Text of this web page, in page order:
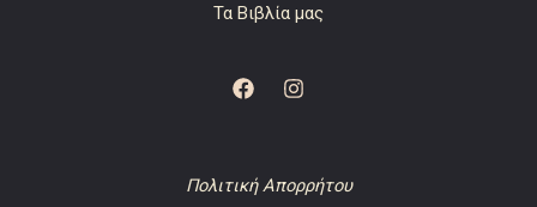
Τα Βιβλία μας
Πολιτική Απορρήτου